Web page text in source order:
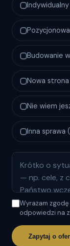
Budowanie
Nowa
Nie wiem
Inna sprawa
Wyrażam
odpowiedzi na
Zapytaj o